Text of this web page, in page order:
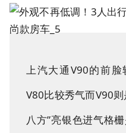
上汽大通V90的前脸
V80比较秀气而V90
八方”亮银色进气格